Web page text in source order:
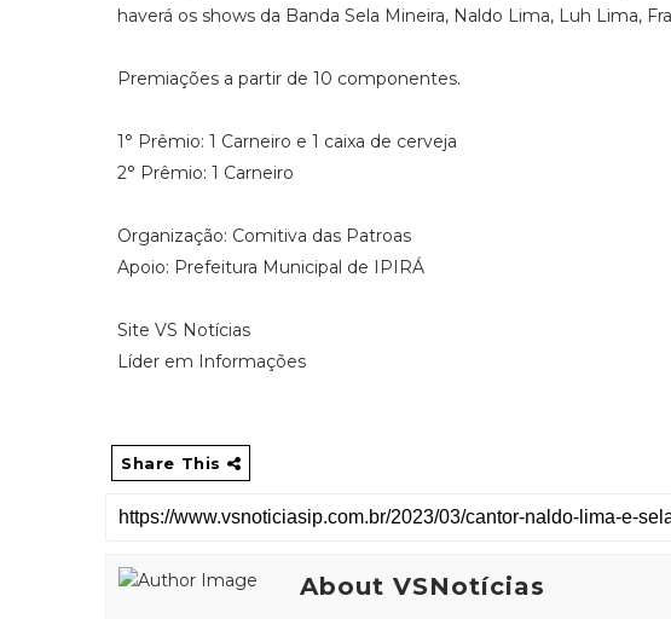
haverá os shows da Banda Sela Mineira, Naldo Lima, Luh Lima,
Premiações a partir de 10 componentes.
1° Prêmio: 1 Carneiro e 1 caixa de cerveja
2° Prêmio: 1 Carneiro
Organização: Comitiva das Patroas
Apoio: Prefeitura Municipal de IPIRÁ
Site VS Notícias
Líder em Informações
Share This
About VSNotícias